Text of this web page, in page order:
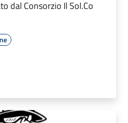
dal Consorzio Il Sol.Co